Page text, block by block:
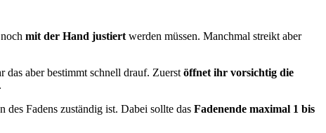
mit der Hand justiert werden müssen. Manchmal streikt aber
aber bestimmt schnell drauf. Zuerst öffnet ihr vorsichtig die
Fadens zuständig ist. Dabei sollte das Fadenende maximal 1 bis